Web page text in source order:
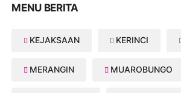
MENU BERITA
KEJAKSAAN KERINCI
MERANGIN MUAROBUNGO